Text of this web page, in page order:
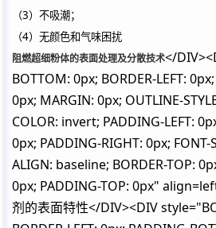
（3）不吸潮；
（4）无颜色和气味困扰
阻燃超细粉体的表面处理及分散技术</
BOTTOM: 0px; BORDER-LEFT:
0px; MARGIN: 0px; OUTLINE-
COLOR: invert; PADDING-LEFT:
0px; PADDING-RIGHT: 0px; FONT-
ALIGN: baseline; BORDER-TOP:
0px; PADDING-TOP: 0px"
剂的表面特性</DIV><DIV